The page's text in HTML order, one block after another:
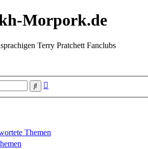
Morpork.de
Terry Pratchett Fanclubs
Suche
Themen